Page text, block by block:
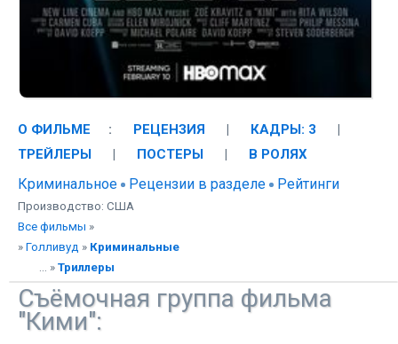
О ФИЛЬМЕ : РЕЦЕНЗИЯ | КАДРЫ: 3
|
ТРЕЙЛЕРЫ
| ПОСТЕРЫ | В РОЛЯХ
Криминальное Рецензии в разделе Рейтинги
Производство: США
Все фильмы »
» Голливуд » Криминальные
... » Триллеры
Съёмочная группа фильма
"Кими":